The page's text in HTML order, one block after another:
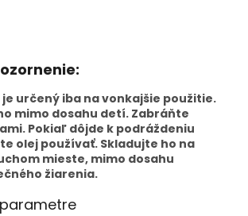
určený iba na vonkajšie použitie.
mimo dosahu detí. Zabráňte
Pokiaľ dôjde k podráždeniu
olej používať. Skladujte ho na
mieste, mimo dosahu
žiarenia.